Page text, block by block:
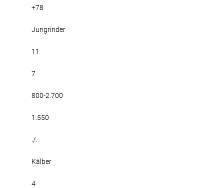
+78
Jungrinder
11
7
800-2.700
1.550
./.
Kälber
4